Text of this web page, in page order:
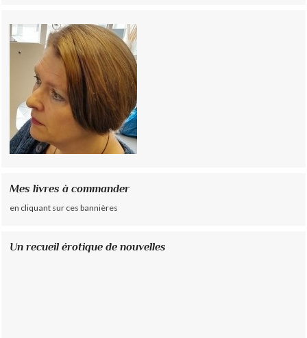
Mes livres à commander
en cliquant sur ces bannières
Un recueil érotique de nouvelles